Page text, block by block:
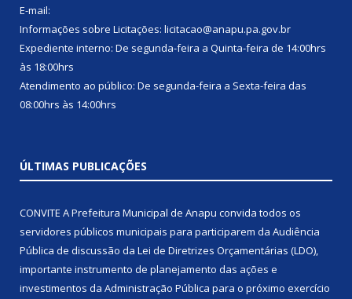
E-mail:
Informações sobre Licitações: licitacao@anapu.pa.gov.br
Expediente interno: De segunda-feira a Quinta-feira de 14:00hrs
às 18:00hrs
Atendimento ao público: De segunda-feira a Sexta-feira das
08:00hrs às 14:00hrs
ÚLTIMAS PUBLICAÇÕES
CONVITE A Prefeitura Municipal de Anapu convida todos os
servidores públicos municipais para participarem da Audiência
Pública de discussão da Lei de Diretrizes Orçamentárias (LDO),
importante instrumento de planejamento das ações e
investimentos da Administração Pública para o próximo exercício